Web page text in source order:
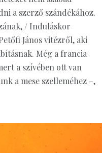
a szerző szándékához.
/ Induláskor
János vitézről, aki
Még a francia
a szívében ott van
a mese szelleméhez –,